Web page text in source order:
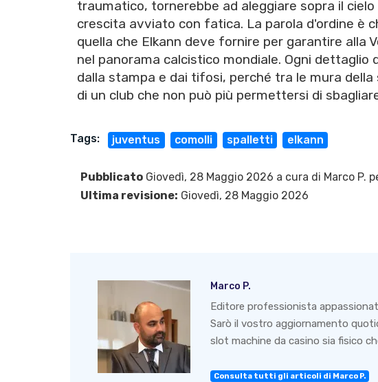
traumatico, tornerebbe ad aleggiare sopra il cielo
crescita avviato con fatica. La parola d'ordine è
quella che Elkann deve fornire per garantire alla
nel panorama calcistico mondiale. Ogni
dalla stampa e dai tifosi, perché tra le mura
di un club che non può più permettersi di
Tags: juventus comolli spalletti elkann
Pubblicato Giovedì, 28 Maggio 2026 a cura di Marco P.
Ultima revisione: Giovedì, 28 Maggio 2026
Marco P.
Editore professionista
Sarò il vostro aggiornamento
slot machine da casino sia fisico
Consulta tutti gli articoli di Marco P.